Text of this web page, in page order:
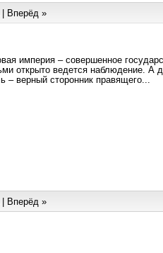
| Вперёд »
империя – совершенное
открыто ведется наблюдение. А
– верный сторонник правящего...
| Вперёд »